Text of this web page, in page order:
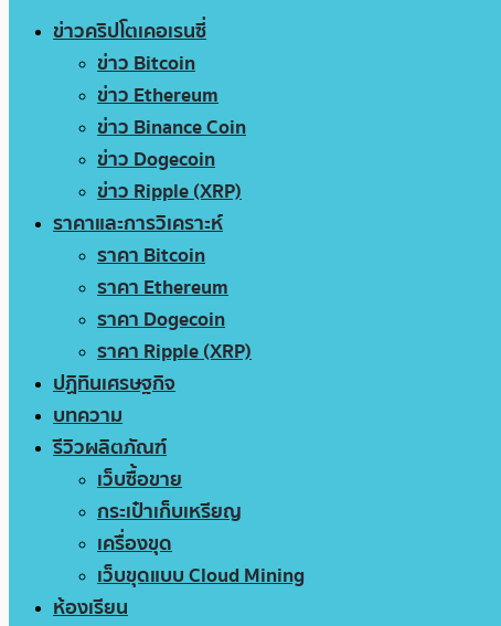
ข่าวคริปโตเคอเรนซี่
ข่าว Bitcoin
ข่าว Ethereum
ข่าว Binance Coin
ข่าว Dogecoin
ข่าว Ripple (XRP)
ราคาและการวิเคราะห์
ราคา Bitcoin
ราคา Ethereum
ราคา Dogecoin
ราคา Ripple (XRP)
ปฏิทินเศรษฐกิจ
บทความ
รีวิวผลิตภัณฑ์
เว็บซื้อขาย
กระเป๋าเก็บเหรียญ
เครื่องขุด
เว็บขุดแบบ Cloud Mining
ห้องเรียน